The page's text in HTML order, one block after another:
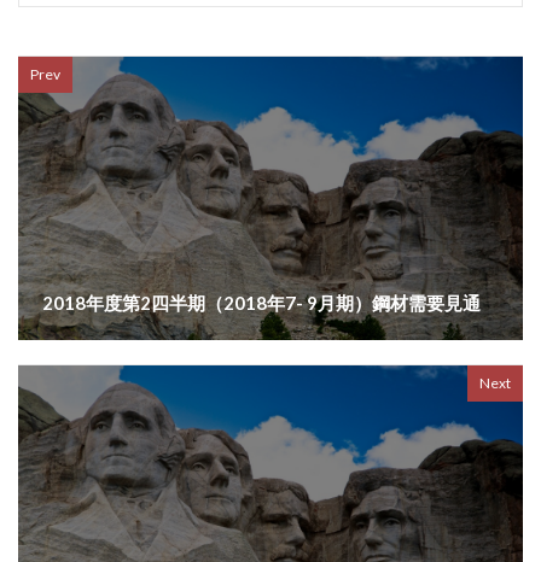
Prev
2018年度第2四半期（2018年7- 9月期）鋼材需要見通
Next